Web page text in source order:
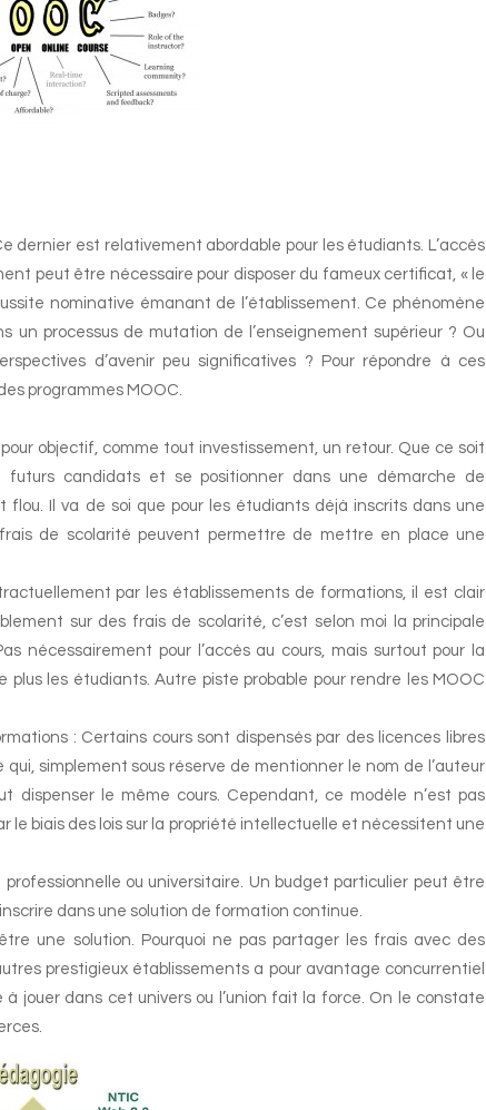
dernier est relativement abordable pour les étudiants. L’accès
peut être nécessaire pour disposer du fameux certificat, « le
nominative émanant de l’établissement. Ce phénomène
un processus de mutation de l’enseignement supérieur ? Ou
d’avenir peu significatives ? Pour répondre à ces
programmes MOOC.
objectif, comme tout investissement, un retour. Que ce soit
candidats et se positionner dans une démarche de
Il va de soi que pour les étudiants déjà inscrits dans une
de scolarité peuvent permettre de mettre en place une
par les établissements de formations, il est clair
sur des frais de scolarité, c’est selon moi la principale
nécessairement pour l’accès au cours, mais surtout pour la
les étudiants. Autre piste probable pour rendre les MOOC
: Certains cours sont dispensés par des licences libres
simplement sous réserve de mentionner le nom de l’auteur
dispenser le même cours. Cependant, ce modèle n’est pas
biais des lois sur la propriété intellectuelle et nécessitent une
ou universitaire. Un budget particulier peut être
dans une solution de formation continue.
une solution. Pourquoi ne pas partager les frais avec des
prestigieux établissements a pour avantage concurrentiel
jouer dans cet univers ou l’union fait la force. On le constate